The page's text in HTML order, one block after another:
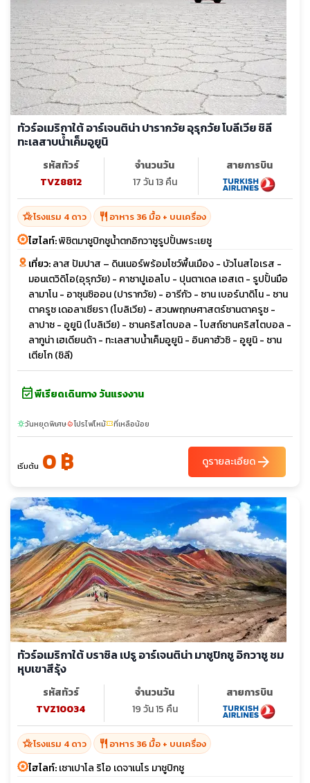
อุทยานแห่งชาติ ลอส กลาซิอาเรส - ล่องเรือชมธารน้ำแข็งอัปซาลา -
ทะเลสาบอาร์เจนติน่า - จุดชมวิว The Balcony - ธารน้ำแข็ง เปริโต
มอเรโน - บัวโนส ไอเรส - ชมกรุงบัวโนสไอเรส - ถนนอเวนิด้า เนิฟ
เดอ ฮูลิโอ้ - ทำเนียบรัฐบาล - โชว์เต้นแทงโก้ - วิหารเมโทรโพลิตัน -
อุทยานป่า Palermo - ร้านหนังสือ EI Ateneo - ล่องเรือชมคลอง
เดลต้า
ทัวร์อเมริกาใต้ อาร์เจนติน่า ปารากวัย อุรุกวัย โบลีเวีย ชิลี
ทะเลสาบน้ำเค็มอูยูนิ
รหัสทัวร์
TVZ8812
จำนวนวัน
17 วัน 13 คืน
สายการบิน
hotel_classโรงแรม 4 ดาว restaurant อาหาร 36 มื้อ + บนเครื่อง
ไฮไลท์:พิชิตมาชูปิกชูน้ำตกอิกวาซูรูปปั้นพระเยซู
เที่ยว:ลาส ปัมปาส – ดินเนอร์พร้อมโชว์พื้นเมือง - บัวโนสไอเรส -
มอนเตวิดิโอ(อุรุกวัย) - คาซาปูเอลโบ - ปุนตาเดล เอสเต - รูปปั้นมือ
ลามาโน - อาซุนซิออน (ปารากวัย) - อารีกัว - ซาน เบอร์นาดิโน - ซาน
ตาครูซ เดอลาเซียรา (โบลิเวีย) - สวนพฤกษศาสตร์ซานตาครูซ -
ลาปาซ - อูยูนิ (โบลิเวีย) - ซานคริสโตบอล - โบสถ์ซานคริสโตบอล -
ลากูน่า เฮเดียนด้า - ทะเลสาบน้ำเค็มอูยูนิ - อินคาฮัวซิ - อูยูนิ - ซาน
เตียโก (ชิลี)
event_availableพีเรียดเดินทาง วันแรงงาน
sunnyวันหยุดพิเศษlocal_fire_departmentโปรไฟไหม้confirmation_numberที่เหลือน้อย
เริ่มต้น 0 ฿ ดูรายละเอียดarrow_forward
ทัวร์อเมริกาใต้ บราซิล เปรู อาร์เจนติน่า มาชูปิกชู อิกวาซู ชม
หุบเขาสีรุ้ง
รหัสทัวร์
TVZ10034
จำนวนวัน
19 วัน 15 คืน
สายการบิน
hotel_classโรงแรม 4 ดาว restaurant อาหาร 36 มื้อ + บนเครื่อง
ไฮไลท์:เซาเปาโล ริโอ เดจาเนโร มาชูปิกชู